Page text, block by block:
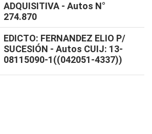
ADQUISITIVA - Autos N°
274.870
EDICTO: FERNANDEZ ELIO P/
SUCESIÓN - Autos CUIJ: 13-
08115090-1((042051-4337))